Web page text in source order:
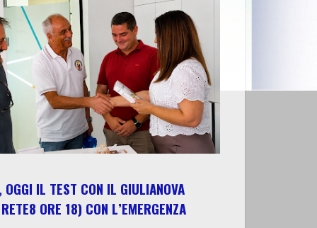
OGGI IL TEST CON IL GIULIANOVA
ORE 18) CON L’EMERGENZA